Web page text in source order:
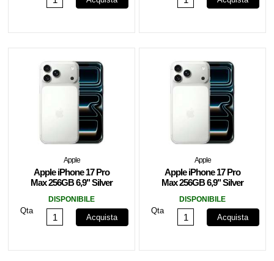
Apple
Apple iPhone 17 Pro
Max 256GB 6,9" Silver
DISPONIBILE
Qta
Acquista
Apple
Apple iPhone 17 Pro
Max 256GB 6,9" Silver
DISPONIBILE
Qta
Acquista